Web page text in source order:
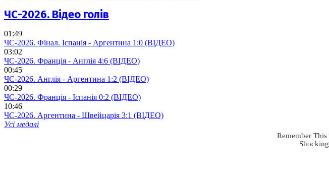
ЧС-2026. Відео голів
01:49
ЧС-2026. Фінал. Іспанія - Аргентина 1:0 (ВІДЕО)
03:02
ЧС-2026. Франція - Англія 4:6 (ВІДЕО)
00:45
ЧС-2026. Англія - Аргентина 1:2 (ВІДЕО)
00:29
ЧС-2026. Франція - Іспанія 0:2 (ВІДЕО)
10:46
ЧС-2026. Аргентина - Швейцарія 3:1 (ВІДЕО)
Усі медалі